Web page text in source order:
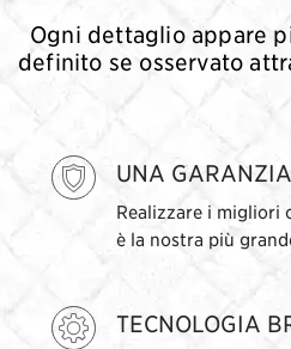
Ogni dettaglio appare
definito se osservato
UNA
Realizzare i migliori
è la nostra più
TECNOLOGIA